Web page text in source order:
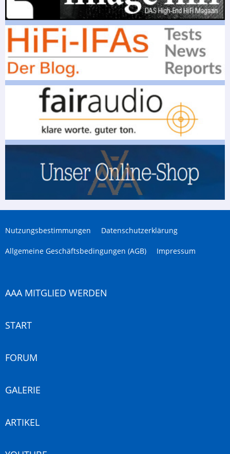
Nutzungsbestimmungen Datenschutzerklärung
Allgemeine Geschäftsbedingungen (AGB) Impressum
AAA MITGLIED WERDEN
START
FORUM
GALERIE
ARTIKEL